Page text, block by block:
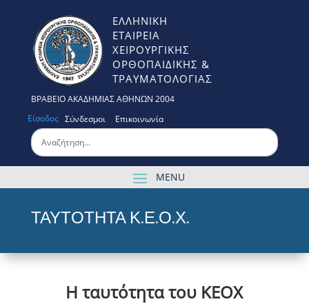
ΕΛΛΗΝΙΚΗ
ΕΤΑΙΡΕΙΑ
ΧΕΙΡΟΥΡΓΙΚΗΣ
ΟΡΘΟΠΑΙΔΙΚΗΣ &
ΤΡΑΥΜΑΤΟΛΟΓΙΑΣ
ΒΡΑΒΕΙΟ ΑΚΑΔΗΜΙΑΣ ΑΘΗΝΩΝ 2004
Είσοδος Σύνδεσμοι Επικοινωνία
ΤΑΥΤΟΤΗΤΑ Κ.Ε.Ο.Χ.
Η ταυτότητα του ΚΕΟΧ